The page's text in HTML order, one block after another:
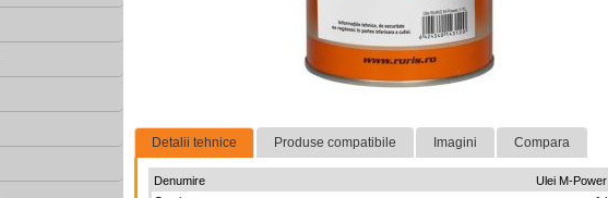
Detalii tehnice Produse compatibile Imagini Compara
Denumire
Ulei M-Power